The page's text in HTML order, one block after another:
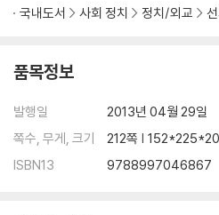
국내도서 사회 정치 정치/외교
품목정보
발행일
2013년 04월 29일
쪽수, 무게, 크기
212쪽 |
ISBN13
9788997046867